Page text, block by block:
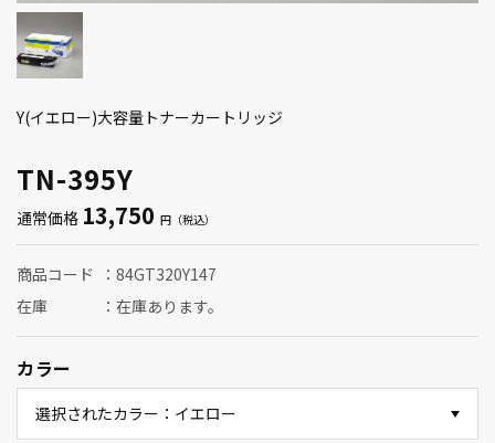
TN-395Y
Y(イエロー)大容量トナーカートリッジ
通常価格 13,750
商品コード
84GT320Y147
在庫
在庫あります。
カラー
選択されたカラー：イエロー